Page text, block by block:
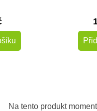
Na tento produkt